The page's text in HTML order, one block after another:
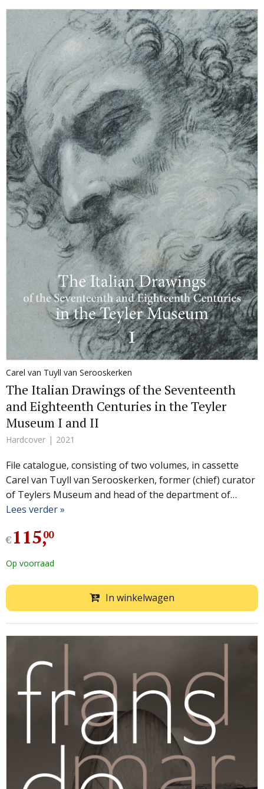
Carel van Tuyll van Serooskerken
The Italian Drawings of the Seventeenth
and Eighteenth Centuries in the Teyler
Museum I and II
Hardcover 2021
File catalogue, consisting of two volumes, in cassette
Carel van Tuyll van Serooskerken, former (chief) curator
of Teylers Museum and head of the department of…
Lees verder »
€115,00
Op voorraad
In winkelwagen